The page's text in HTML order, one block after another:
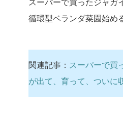
スーパーで買ったジャガ
循環型ベランダ菜園始め
関連記事： スーパーで買
が出て、育って、ついに